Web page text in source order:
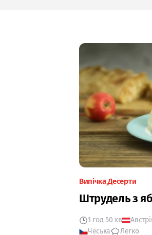
Випічка Десерти
Штрудель з
1 год 50 хв
Чеська
Легко